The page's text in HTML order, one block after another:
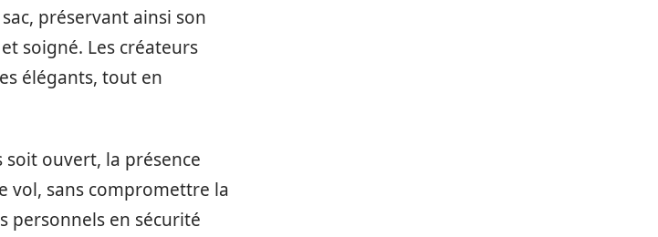
préservant ainsi son
soigné. Les créateurs
élégants, tout en
soit ouvert, la présence
vol, sans compromettre la
personnels en sécurité